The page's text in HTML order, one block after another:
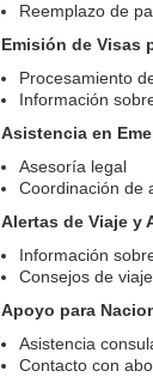
Reemplazo de
Emisión de Visas
Procesamiento
Información
Asistencia en
Asesoría legal
Coordinación de
Alertas de Viaje y
Información
Consejos de
Apoyo para
Asistencia
Contacto con